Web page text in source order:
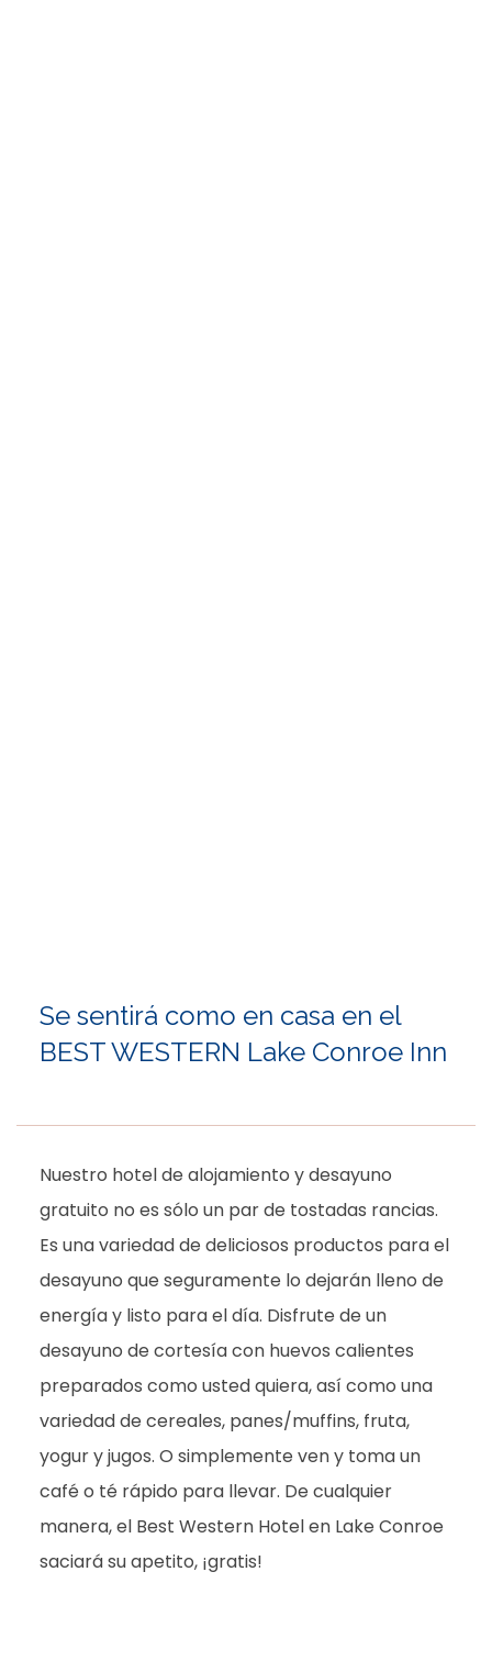
Se sentirá como en casa en el
BEST WESTERN Lake Conroe Inn
Nuestro hotel de alojamiento y desayuno
gratuito no es sólo un par de tostadas rancias.
Es una variedad de deliciosos productos para el
desayuno que seguramente lo dejarán lleno de
energía y listo para el día. Disfrute de un
desayuno de cortesía con huevos calientes
preparados como usted quiera, así como una
variedad de cereales, panes/muffins, fruta,
yogur y jugos. O simplemente ven y toma un
café o té rápido para llevar. De cualquier
manera, el Best Western Hotel en Lake Conroe
saciará su apetito, ¡gratis!